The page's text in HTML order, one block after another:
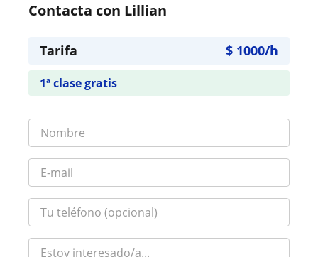
Contacta con Lillian
Tarifa $ 1000/h
1ª clase gratis